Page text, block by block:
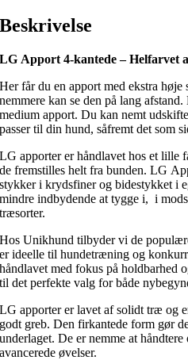
Beskrivelse
LG Apport 4-kantede – Helfarvet
Her får du en apport med ekstra høje
nemmere kan se den på lang
medium apport. Du kan nemt
passer til din hund, såfremt det som
LG apporter er håndlavet hos et lille
de fremstilles helt fra bunden. LG
stykker i krydsfiner og bidestykket i
mindre indbydende at tygge i, i
træsorter.
Hos Unikhund tilbyder vi de
er ideelle til hundetræning og
håndlavet med fokus på holdbarhed
til det perfekte valg for både
LG apporter er lavet af solidt træ og
godt greb. Den firkantede form gør
underlaget. De er nemme at
avancerede øvelser.